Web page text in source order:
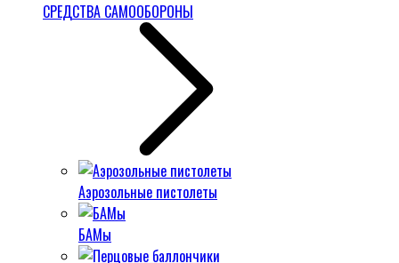
СРЕДСТВА САМООБОРОНЫ
Аэрозольные пистолеты
БАМы